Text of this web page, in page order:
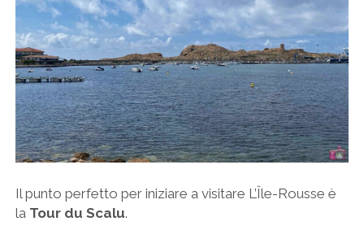
Il punto perfetto per iniziare a visitare L’Île-Rousse è
la Tour du Scalu.